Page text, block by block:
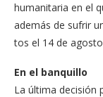
humanitaria en el
además de sufrir
tos el 14 de
En el banquillo
La última decisión